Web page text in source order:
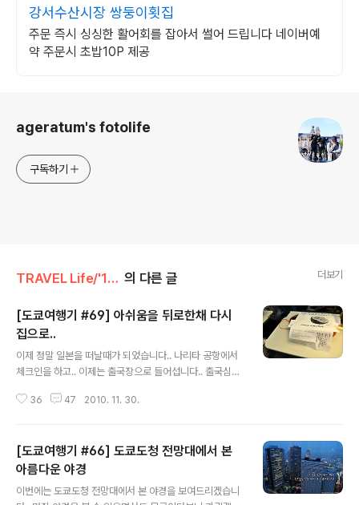
강서수산시장 쌍둥이횟집
주문 즉시 싱싱한 활어회를 잡아서 썰어 드립니다 네이버예
약 주문시 초밥10P 제공
ageratum's fotolife
구독하기
TRAVEL Life/'10 일본 도쿄 의 다른 글 더보기
[도쿄여행기 #69] 아쉬움을 뒤로한채 다시
집으로..
이제 정말 일본을 떠날때가 되었습니다.. 나리타 공항에서
체크인을 하고.. 이제는 출국장으로 들어섭니다.. 출국심사
ㅋㅋ 나라타공항의 면세점은 비싸기때문에 쇼핑할 엄두가
라면 한번쯤을 보셨을듯한..^^ 저희가 비행기를 탈 곳은 트
램으로 이동을 해야 합니다.. 생각보다 비행기가 많이 안보
이네요..^^: 그래도 이왕 왔는데 뭐 살거있나 한번 둘러봅니
다.. 사실 시간이 꽤 많이 남기도 해서..^^: 도쿄바나나 빵,
36 47 2010. 11. 30.
[도쿄여행기 #66] 도쿄도청 전망대에서 본
아름다운 야경
이번에는 도쿄도청 전망대에서 본 야경을 보여드리겠습니